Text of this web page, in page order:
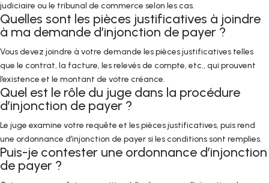
judiciaire ou le tribunal de commerce selon les cas.
Quelles sont les pièces justificatives à joindre
à ma demande d’injonction de payer ?
Vous devez joindre à votre demande les pièces justificatives telles
que le contrat, la facture, les relevés de compte, etc., qui prouvent
l’existence et le montant de votre créance.
Quel est le rôle du juge dans la procédure
d’injonction de payer ?
Le juge examine votre requête et les pièces justificatives, puis rend
une ordonnance d’injonction de payer si les conditions sont remplies.
Puis-je contester une ordonnance d’injonction
de payer ?